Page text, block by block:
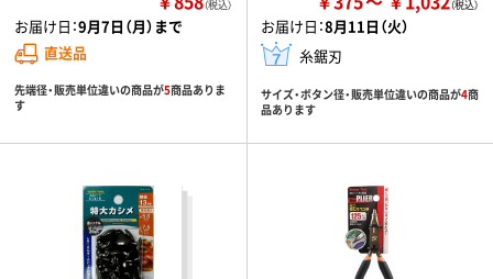
（税込）
お届け日：9月7日（月）まで
直送品
先端径・販売単位違いの商品が5商品ありま
す
お届け日：8月11日（火）
糸鋸刃
サイズ・ボタン径・販売単位違いの商品が4商
品あります